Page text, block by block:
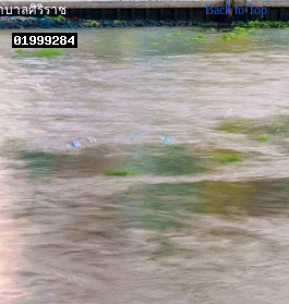
Back to Top
บาลศิริราช